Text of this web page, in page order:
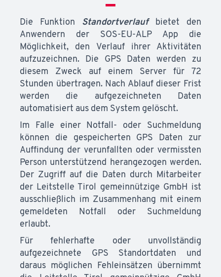
Die Funktion Standortverlauf
bietet den
Anwendern der SOS-EU-ALP App die
Möglichkeit, den Verlauf ihrer Aktivitäten
aufzuzeichnen. Die GPS Daten werden zu
diesem Zweck auf einem Server für 72
Stunden übertragen. Nach Ablauf dieser Frist
werden die aufgezeichneten Daten
automatisiert aus dem System gelöscht.
Im Falle einer Notfall- oder Suchmeldung
können die gespeicherten GPS Daten zur
Auffindung der verunfallten oder vermissten
Person unterstützend herangezogen werden.
Der Zugriff auf die Daten durch Mitarbeiter
der Leitstelle Tirol gemeinnützige GmbH ist
ausschließlich im Zusammenhang mit einem
gemeldeten Notfall oder Suchmeldung
erlaubt.
Für fehlerhafte oder unvollständig
aufgezeichnete GPS Standortdaten und
daraus möglichen Fehleinsätzen übernimmt